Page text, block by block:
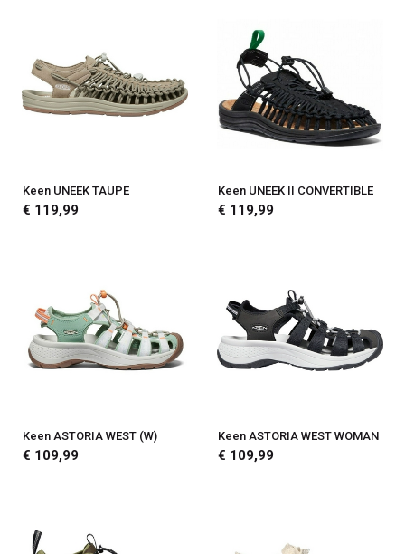
Keen UNEEK TAUPE
€ 119,99
Keen UNEEK II CONVERTIBLE
€ 119,99
Keen ASTORIA WEST (W)
€ 109,99
Keen ASTORIA WEST WOMAN
€ 109,99